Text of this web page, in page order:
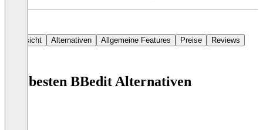
Übersicht Alternativen Allgemeine Features Preise Reviews
Die besten BBedit Alternativen